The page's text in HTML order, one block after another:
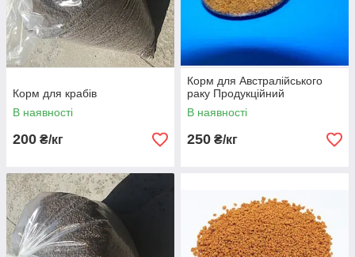
Корм для крабів
В наявності
200 ₴/кг
Корм для Австралійського
раку Продукційний
В наявності
250 ₴/кг